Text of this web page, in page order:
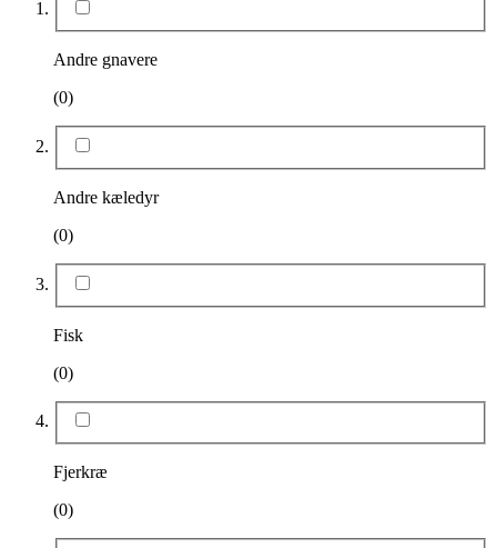
Andre gnavere
(0)
Andre kæledyr
(0)
Fisk
(0)
Fjerkræ
(0)